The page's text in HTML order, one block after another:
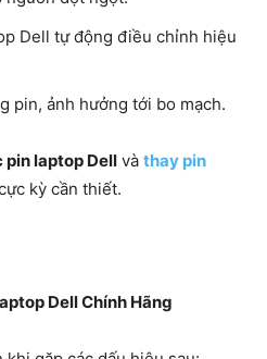
Dell tự động điều chỉnh hiệu
pin, ảnh hưởng tới bo mạch.
pin laptop Dell và thay pin
kỳ cần thiết.
Dell Chính Hãng